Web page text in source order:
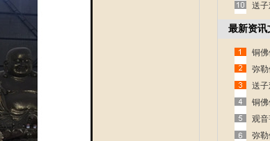
送
最新资讯
铜
弥
送
铜
观
弥